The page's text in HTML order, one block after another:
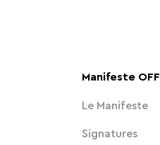
Manifeste OFF
Le Manifeste
Signatures